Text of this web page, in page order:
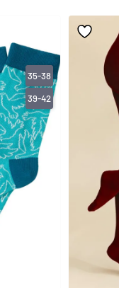
35-38
39-42